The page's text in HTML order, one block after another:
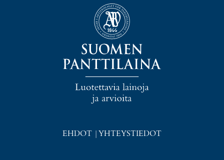
EHDOT YHTEYSTIEDOT